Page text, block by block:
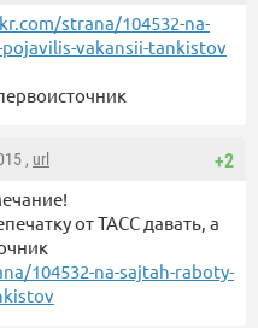
strana/104532-na-
vakansii-tankistov
+2
, url
от ТАСС давать, а
104532-na-sajtah-raboty-